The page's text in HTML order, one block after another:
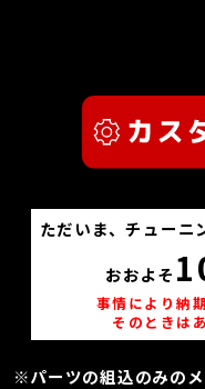
ただいま、チューニ
おおよそ
事情により納
そのときは
※パーツの組込のみの